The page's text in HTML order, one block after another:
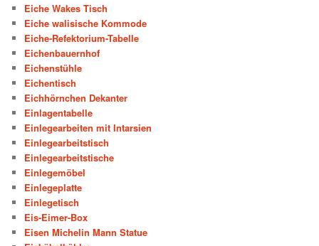
Eiche Wakes Tisch
Eiche walisische Kommode
Eiche-Refektorium-Tabelle
Eichenbauernhof
Eichenstühle
Eichentisch
Eichhörnchen Dekanter
Einlagentabelle
Einlegearbeiten mit Intarsien
Einlegearbeitstisch
Einlegearbeitstische
Einlegemöbel
Einlegeplatte
Einlegetisch
Eis-Eimer-Box
Eisen Michelin Mann Statue